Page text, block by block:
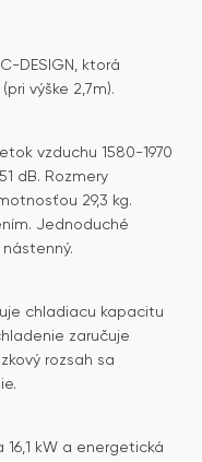
DESIGN, ktorá
výške 2,7m).
vzduchu 1580-1970
dB. Rozmery
29,3 kg.
Jednoduché
chladiacu kapacitu
zaručuje
rozsah sa
kW a energetická